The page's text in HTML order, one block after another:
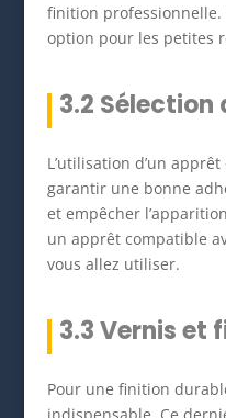
finition professionnelle.
option pour les petites
3.2
L’utilisation d’un
garantir une bonne
et empêcher
un apprêt compatible
vous allez utiliser.
3.3 Vernis et
Pour une finition